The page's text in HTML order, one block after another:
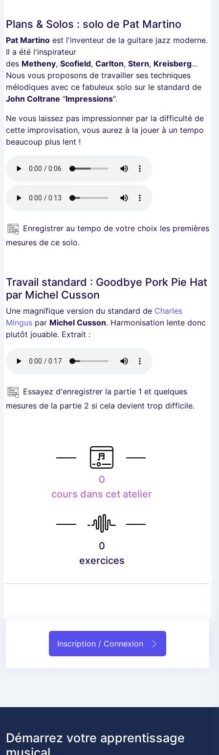
Plans & Solos : solo de Pat Martino
Pat Martino est l'inventeur de la guitare jazz moderne.
Il a été l'inspirateur
des Metheny, Scofield, Carlton, Stern, Kreisberg...
Nous vous proposons de travailler ses techniques
mélodiques avec ce fabuleux solo sur le standard de
John Coltrane "Impressions".
Ne vous laissez pas impressionner par la difficulté de
cette improvisation, vous aurez à la jouer à un tempo
beaucoup plus lent !
Enregistrer au tempo de votre choix les premières
mesures de ce solo.
Travail standard : Goodbye Pork Pie Hat
par Michel Cusson
Une magnifique version du standard de Charles
Mingus par Michel Cusson. Harmonisation lente donc
plutôt jouable. Extrait :
Essayez d'enregistrer la partie 1 et quelques
mesures de la partie 2 si cela devient trop difficile.
0
cours dans cet atelier
0
exercices
Inscription / Connexion
Démarrez votre apprentissage